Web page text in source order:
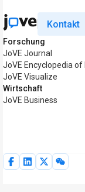
Kontakt
Forschung
JoVE Journal
JoVE Encyclopedia
JoVE Visualize
Wirtschaft
JoVE Business